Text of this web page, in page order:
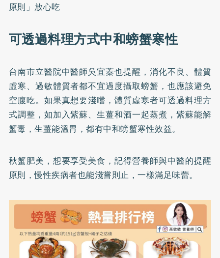
原則」放心吃
可透過料理方式中和螃蟹寒性
台南市立醫院中醫師吳宜蓁也提醒 ，消化不良、體質
虛寒、過敏體質者都不宜過度攝取螃蟹，也應該避免
空腹吃。如果真想要淺嚐，體質虛寒者可透過料理方
式調整，如加入紫蘇、生薑和酒一起蒸煮，紫蘇能解
蟹毒，生薑能溫胃，都有中和螃蟹寒性效益。
秋蟹肥美，想要享受美食，記得營養師與中醫的提醒
原則，慢性疾病者也能淺嘗則止，一樣滿足味蕾。